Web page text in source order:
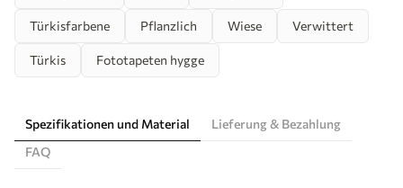
Türkisfarbene Pflanzlich Wiese Verwittert
Türkis Fototapeten hygge
Spezifikationen und Material
Lieferung & Bezahlung
FAQ